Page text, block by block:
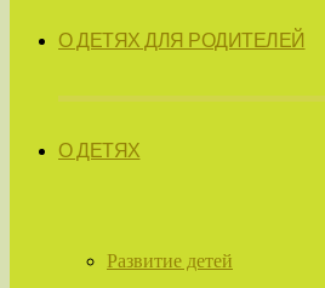
О ДЕТЯХ ДЛЯ РОДИТЕЛЕЙ
О ДЕТЯХ
Развитие детей